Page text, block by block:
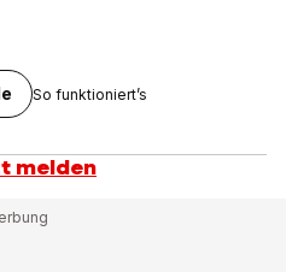
So funktioniert’s
melden